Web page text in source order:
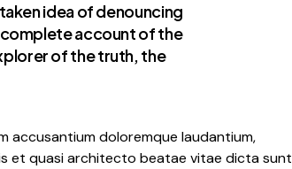
idea of denouncing
complete account of the
of the truth, the
accusantium doloremque laudantium,
et quasi architecto beatae vitae dicta sunt